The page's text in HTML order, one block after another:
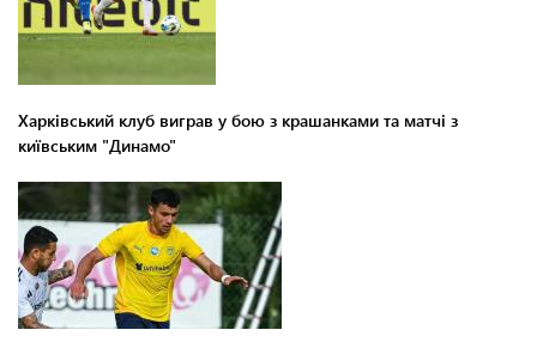
Харківський клуб виграв у бою з крашанками та матчі з
київським "Динамо"